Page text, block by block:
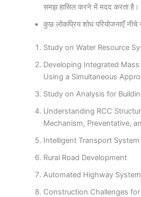
समझ हासिल करने में मदद करता है।
कुछ लोकप्रिय शोध परियोजनाएँ नीचे
Study on Water Resource
Developing Integrated
Using a Simultaneous
Study on Analysis for
Understanding RCC
Mechanism, Preventative,
Intelligent Transport System
Rural Road Development
Automated Highway
Construction Challenges